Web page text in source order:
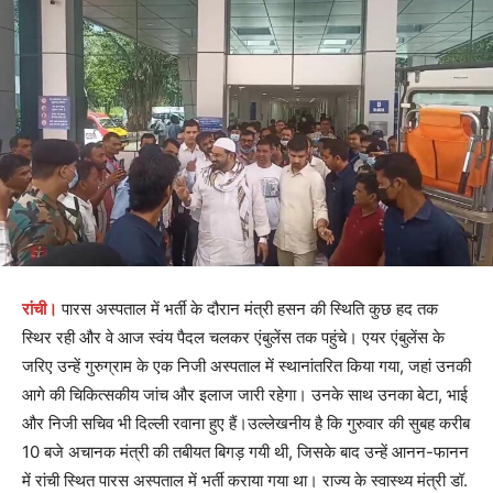
रांची। पारस अस्पताल में भर्ती के दौरान मंत्री हसन की स्थिति कुछ हद तक
स्थिर रही और वे आज स्वंय पैदल चलकर एंबुलेंस तक पहुंचे। एयर एंबुलेंस के
जरिए उन्हें गुरुग्राम के एक निजी अस्पताल में स्थानांतरित किया गया, जहां उनकी
आगे की चिकित्सकीय जांच और इलाज जारी रहेगा। उनके साथ उनका बेटा, भाई
और निजी सचिव भी दिल्ली रवाना हुए हैं।उल्लेखनीय है कि गुरुवार की सुबह करीब
10 बजे अचानक मंत्री की तबीयत बिगड़ गयी थी, जिसके बाद उन्हें आनन-फानन
में रांची स्थित पारस अस्पताल में भर्ती कराया गया था। राज्य के स्वास्थ्य मंत्री डॉ.